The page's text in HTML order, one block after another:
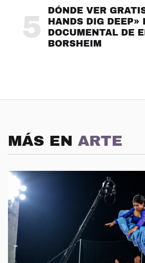
5
DÓNDE VER
HANDS DIG DEEP»
DOCUMENTAL DE
BORSHEIM
MÁS EN ARTE